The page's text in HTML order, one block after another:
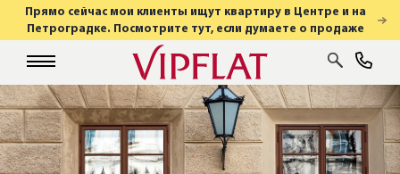
Прямо сейчас мои клиенты ищут квартиру в Центре и на
Петроградке. Посмотрите тут, если думаете о продаже